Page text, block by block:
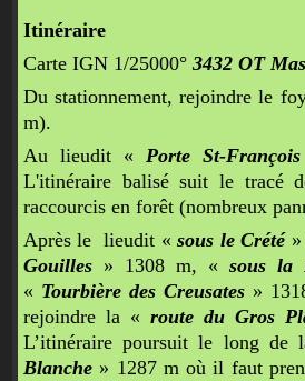
Itinéraire
Carte IGN 1/25000° 3432 OT
Du stationnement, rejoindre le
m).
Au lieudit « Porte St-François
L'itinéraire balisé suit le tracé
raccourcis en forêt (nombreux
Après le lieudit «sous le Crété
Gouilles » 1308 m, « sous la
« Tourbière des Creusates »
rejoindre la « route du Gros
L’itinéraire poursuit le long
Blanche » 1287 m où il faut